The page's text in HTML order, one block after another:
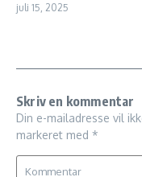
juli 15, 2025
Skriv en kommentar
Din e-mailadresse vil
markeret med *